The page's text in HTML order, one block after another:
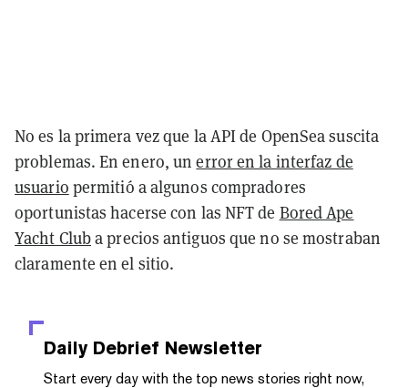
No es la primera vez que la API de OpenSea suscita
problemas. En enero, unerror en la interfaz de
usuario permitió a algunos compradores
oportunistas hacerse con las NFT de Bored Ape
Yacht Cluba precios antiguos que no se mostraban
claramente en el sitio.
Daily Debrief Newsletter
Start every day with the top news stories right now,